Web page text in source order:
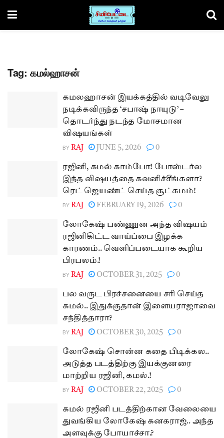
Tag: கமல்ஹாசன்
கமலஹாசன் இயக்கத்தில் வடிவேலு
நடிக்கவிருந்த ‘சபாஷ் நாயுடு’ –
தொடர்ந்து நடந்த மோசமான
விஷயங்கள்
BY RAJ JUNE 5, 2026 0
ரஜினி, கமல் காம்போ! போஸ்டர்ல
இந்த விஷயத்தை கவனிச்சீங்களா?
ரெட் ஜெயண்ட் செய்த சூட்சுமம்!
BY RAJ FEBRUARY 19, 2026 0
லோகேஷ் பண்ணுன அந்த விஷயம்
ரஜினிகிட்ட வாய்ப்பை இழக்க
காரணம்.. வெளிப்படையாக கூறிய
பிரபலம்.!
BY RAJ OCTOBER 31, 2025 0
பல வருட பிரச்சனையை சரி செய்த
கமல்.. இதுக்குதான் இளையராஜாவை
சந்தித்தாரா?
BY RAJ OCTOBER 30, 2025 0
லோகேஷ் சொன்ன கதை பிடிக்கல..
அடுத்த படத்திற்கு இயக்குனரை
மாற்றிய ரஜினி, கமல்.!
BY RAJ OCTOBER 22, 2025 0
கமல் ரஜினி படத்திற்கான வேலையை
துவங்கிய லோகேஷ் கனகராஜ்.. அந்த
அளவுக்கு போயாச்சா.?